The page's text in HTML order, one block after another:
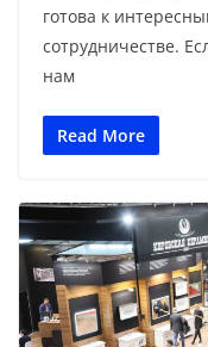
готова к
сотрудничестве.
нам
Read More